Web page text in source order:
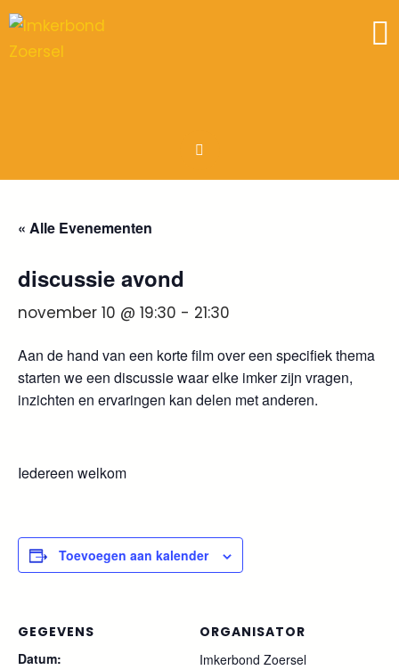
« Alle Evenementen
discussie avond
november 10 @ 19:30 - 21:30
Aan de hand van een korte film over een specifiek thema
starten we een discussie waar elke imker zijn vragen,
inzichten en ervaringen kan delen met anderen.
Iedereen welkom
Toevoegen aan kalender
GEGEVENS
Datum:
ORGANISATOR
Imkerbond Zoersel